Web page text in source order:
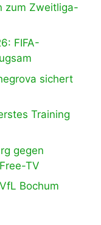
zum Zweitliga-
FIFA-
sichert
Training
gegen
TV
Bochum